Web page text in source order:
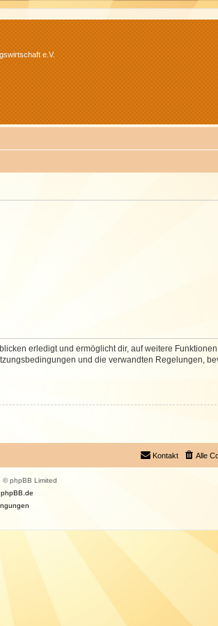
e.V.
erledigt und ermöglicht dir, auf weitere
und die verwandten Regelungen,
Alle
Kontakt
© phpBB Limited
phpBB.de